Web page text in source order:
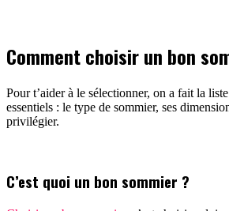
Comment choisir un bon
Pour t’aider à le sélectionner, on a fait la
essentiels : le type de sommier, ses
privilégier.
C’est quoi un bon sommier ?